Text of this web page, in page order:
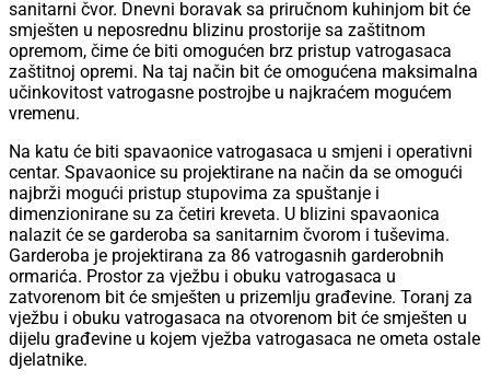
sanitarni čvor. Dnevni boravak sa priručnom kuhinjom bit će
smješten u neposrednu blizinu prostorije sa zaštitnom
opremom, čime će biti omogućen brz pristup vatrogasaca
zaštitnoj opremi. Na taj način bit će omogućena maksimalna
učinkovitost vatrogasne postrojbe u najkraćem mogućem
vremenu.
Na katu će biti spavaonice vatrogasaca u smjeni i operativni
centar. Spavaonice su projektirane na način da se omogući
najbrži mogući pristup stupovima za spuštanje i
dimenzionirane su za četiri kreveta. U blizini spavaonica
nalazit će se garderoba sa sanitarnim čvorom i tuševima.
Garderoba je projektirana za 86 vatrogasnih garderobnih
ormarića. Prostor za vježbu i obuku vatrogasaca u
zatvorenom bit će smješten u prizemlju građevine. Toranj za
vježbu i obuku vatrogasaca na otvorenom bit će smješten u
dijelu građevine u kojem vježba vatrogasaca ne ometa ostale
djelatnike.